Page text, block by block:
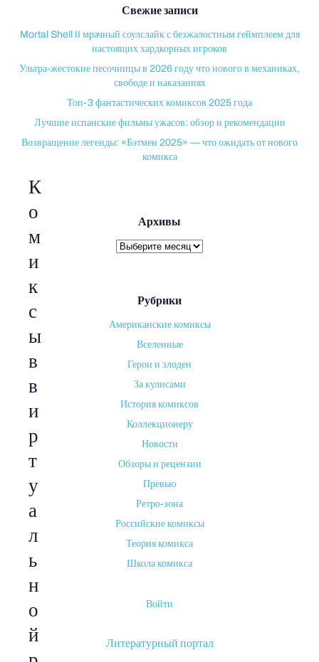
К
о
м
и
к
с
ы
в
в
и
р
т
у
а
л
ь
н
о
й
Свежие записи
Mortal Shell II мрачный соулслайк с безжалостным геймплеем для
настоящих хардкорных игроков
Ультра-жестокие песочницы в 2026 году что нового в механиках,
свободе и наказаниях
Топ-3 фантастических комиксов 2025 года
Лучшие испанские фильмы ужасов: обзор и рекомендации
Возвращение легенды: «Бэтмен 2025» — что ожидать от нового
комикса
Архивы
Архивы
Рубрики
Американские комиксы
Вселенные
Герои и злодеи
За кулисами
История комиксов
Коллекционеру
Новости
Обзоры и рецензии
Превью
Ретро-зона
Российские комиксы
Теория комикса
Школа комикса
Войти
Литературный портал